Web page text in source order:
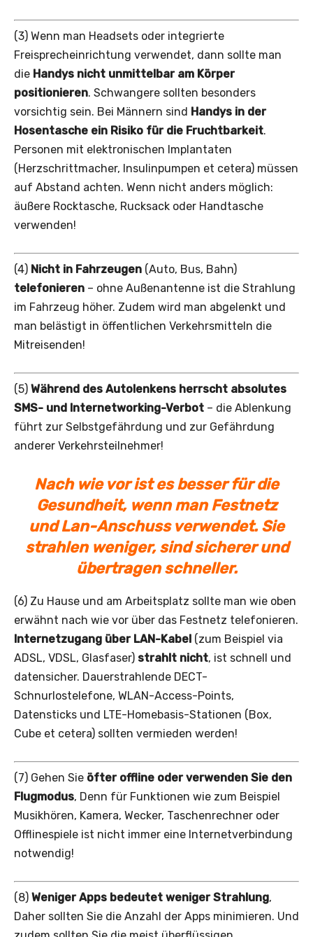
(3) Wenn man Headsets oder integrierte
Freisprecheinrichtung verwendet, dann sollte man
die Handys nicht unmittelbar am Körper
positionieren. Schwangere sollten besonders
vorsichtig sein. Bei Männern sind Handys in der
Hosentasche ein Risiko für die Fruchtbarkeit.
Personen mit elektronischen Implantaten
(Herzschrittmacher, Insulinpumpen et cetera) müssen
auf Abstand achten. Wenn nicht anders möglich:
äußere Rocktasche, Rucksack oder Handtasche
verwenden!
(4) Nicht in Fahrzeugen (Auto, Bus, Bahn)
telefonieren – ohne Außenantenne ist die Strahlung
im Fahrzeug höher. Zudem wird man abgelenkt und
man belästigt in öffentlichen Verkehrsmitteln die
Mitreisenden!
(5) Während des Autolenkens herrscht absolutes
SMS- und Internetworking-Verbot – die Ablenkung
führt zur Selbstgefährdung und zur Gefährdung
anderer Verkehrsteilnehmer!
Nach wie vor ist es besser für die
Gesundheit, wenn man Festnetz
undLan-Anschuss verwendet. Sie
strahlen weniger, sind sicherer und
übertragen schneller.
(6) Zu Hause und am Arbeitsplatz sollte man wie oben
erwähnt nach wie vor über das Festnetz telefonieren.
Internetzugang über LAN-Kabel (zum Beispiel via
ADSL, VDSL, Glasfaser) strahlt nicht, ist schnell und
datensicher. Dauerstrahlende DECT-
Schnurlostelefone, WLAN-Access-Points,
Datensticks und LTE-Homebasis-Stationen (Box,
Cube et cetera) sollten vermieden werden!
(7) Gehen Sie öfter offline oder verwenden Sie den
Flugmodus, Denn für Funktionen wie zum Beispiel
Musikhören, Kamera, Wecker, Taschenrechner oder
Offlinespiele ist nicht immer eine Internetverbindung
notwendig!
(8) Weniger Apps bedeutet weniger Strahlung,
Daher sollten Sie die Anzahl der Apps minimieren. Und